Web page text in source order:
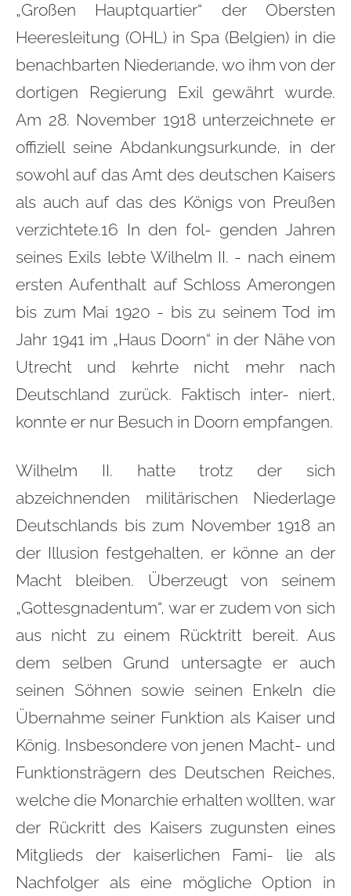
„Großen Hauptquartier“ der Obersten
Heeresleitung (OHL) in Spa (Belgien) in die
benachbarten Niederlande, wo ihm von der
dortigen Regierung Exil gewährt wurde.
Am 28. November 1918 unterzeichnete er
offiziell seine Abdankungsurkunde, in der
sowohl auf das Amt des deutschen Kaisers
als auch auf das des Königs von Preußen
verzichtete.16 In den fol- genden Jahren
seines Exils lebte Wilhelm II. - nach einem
ersten Aufenthalt auf Schloss Amerongen
bis zum Mai 1920 - bis zu seinem Tod im
Jahr 1941 im „Haus Doorn“ in der Nähe von
Utrecht und kehrte nicht mehr nach
Deutschland zurück. Faktisch inter- niert,
konnte er nur Besuch in Doorn empfangen.
Wilhelm II. hatte trotz der sich
abzeichnenden militärischen Niederlage
Deutschlands bis zum November 1918 an
der Illusion festgehalten, er könne an der
Macht bleiben. Überzeugt von seinem
„Gottesgnadentum“, war er zudem von sich
aus nicht zu einem Rücktritt bereit. Aus
dem selben Grund untersagte er auch
seinen Söhnen sowie seinen Enkeln die
Übernahme seiner Funktion als Kaiser und
König. Insbesondere von jenen Macht- und
Funktionsträgern des Deutschen Reiches,
welche die Monarchie erhalten wollten, war
der Rückritt des Kaisers zugunsten eines
Mitglieds der kaiserlichen Fami- lie als
Nachfolger als eine mögliche Option in